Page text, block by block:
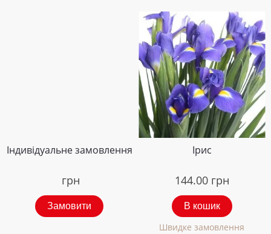
Індивідуальне замовлення
грн
Замовити
Ірис
144.00 грн
В кошик
Швидке замовлення